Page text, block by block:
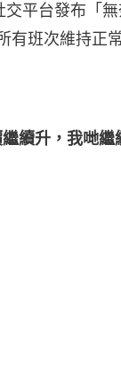
交平台發布「
有班次維持正
續升，我哋繼